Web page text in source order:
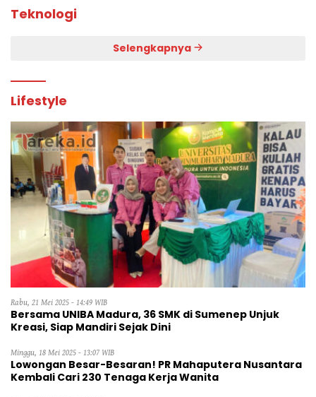
Teknologi
Selengkapnya
Lifestyle
Rabu, 21 Mei 2025 - 14:49 WIB
Bersama UNIBA Madura, 36 SMK di Sumenep Unjuk
Kreasi, Siap Mandiri Sejak Dini
Minggu, 18 Mei 2025 - 13:07 WIB
Lowongan Besar-Besaran! PR Mahaputera Nusantara
Kembali Cari 230 Tenaga Kerja Wanita